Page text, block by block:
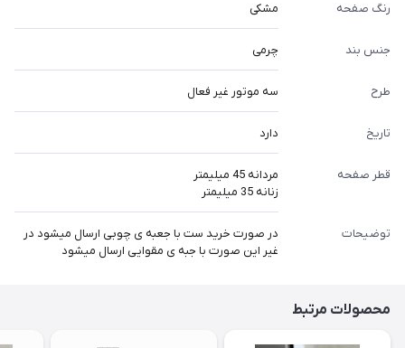
رنگ صفحه مشکی
جنس بند چرمی
طرح سه موتور غیر فعال
تاریخ دارد
قطر صفحه
مردانه 45 میلیمتر
زنانه 35 میلیمتر
توضیحات
در صورت خرید ست با جعبه ی چوبی ارسال میشود در
غیر این صورت با جبه ی مقوایی ارسال میشود
محصولات مرتبط